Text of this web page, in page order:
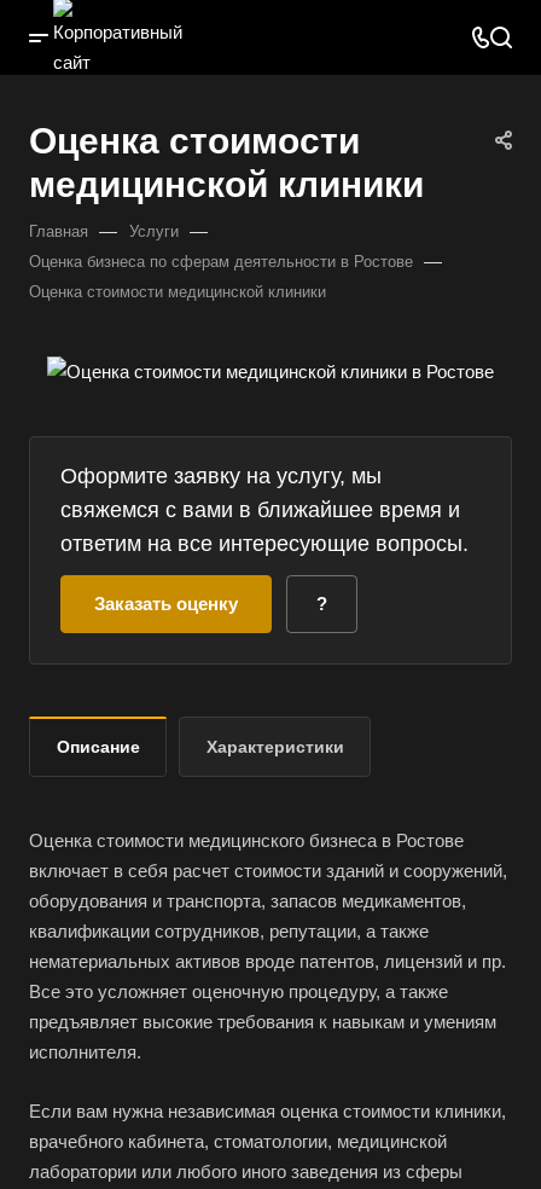
Оценка стоимости
медицинской клиники
Главная — Услуги —
Оценка бизнеса по сферам деятельности в Ростове —
Оценка стоимости медицинской клиники
Оформите заявку на услугу, мы
свяжемся с вами в ближайшее время и
ответим на все интересующие вопросы.
Заказать оценку ?
Описание Характеристики
Оценка стоимости медицинского бизнеса в Ростове
включает в себя расчет стоимости зданий и сооружений,
оборудования и транспорта, запасов медикаментов,
квалификации сотрудников, репутации, а также
нематериальных активов вроде патентов, лицензий и пр.
Все это усложняет оценочную процедуру, а также
предъявляет высокие требования к навыкам и умениям
исполнителя.
Если вам нужна независимая оценка стоимости клиники,
врачебного кабинета, стоматологии, медицинской
лаборатории или любого иного заведения из сферы